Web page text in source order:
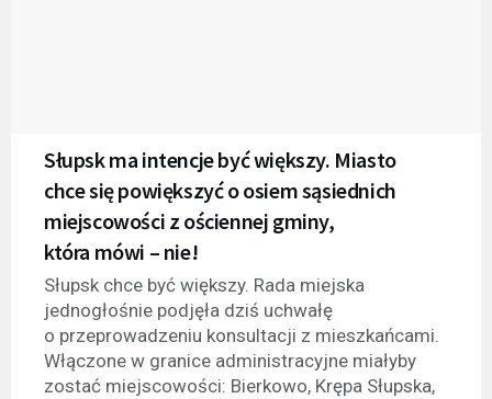
Słupsk ma intencje być większy. Miasto
chce się powiększyć o osiem sąsiednich
miejscowości z ościennej gminy,
która mówi – nie!
Słupsk chce być większy. Rada miejska
jednogłośnie podjęła dziś uchwałę
o przeprowadzeniu konsultacji z mieszkańcami.
Włączone w granice administracyjne miałyby
zostać miejscowości: Bierkowo, Krępa Słupska,